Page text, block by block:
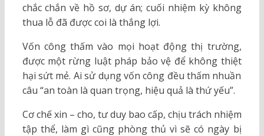
chắc chắn về hồ sơ, dự án; cuối nhiệm kỳ không
thua lỗ đã được coi là thắng lợi.
Vốn công thấm vào mọi hoạt động thị trường,
được một rừng luật pháp bảo vệ để không thiệt
hại sứt mẻ. Ai sử dụng vốn công đều thấm nhuần
câu “an toàn là quan trọng, hiệu quả là thứ yếu”.
Cơ chế xin – cho, tư duy bao cấp, chịu trách nhiệm
tập thể, làm gì cũng phòng thủ vì sẽ có ngày bị